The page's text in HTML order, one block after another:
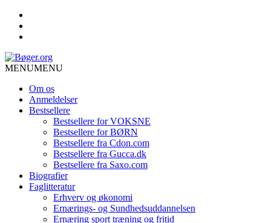
MENUMENU
Om os
Anmeldelser
Bestsellere
Bestsellere for VOKSNE
Bestsellere for BØRN
Bestsellere fra Cdon.com
Bestsellere fra Gucca.dk
Bestsellere fra Saxo.com
Biografier
Faglitteratur
Erhverv og økonomi
Ernærings- og Sundhedsuddannelsen
Ernæring sport træning og fritid